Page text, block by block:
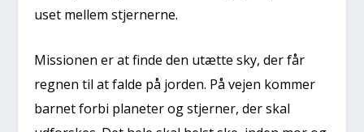
uset mellem stjernerne.
Missionen er at finde den utætte sky, der får
regnen til at falde på jorden. På vejen kommer
barnet forbi planeter og stjerner, der skal